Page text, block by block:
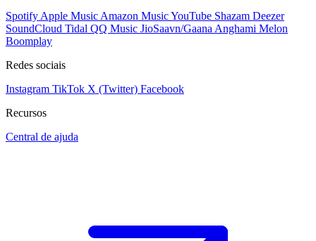
Spotify Apple Music Amazon MusicYouTube Shazam Deezer
SoundCloud Tidal QQ Music JioSaavn/Gaana Anghami Melon
Boomplay
Redes sociais
Instagram TikTok X (Twitter) Facebook
Recursos
Central de ajuda